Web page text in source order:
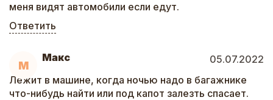
меня видят автомобили если едут.
Ответить
М
Макс
05.07.2022
Лежит в машине, когда ночью надо в багажнике
что-нибудь найти или под капот залезть спасает.